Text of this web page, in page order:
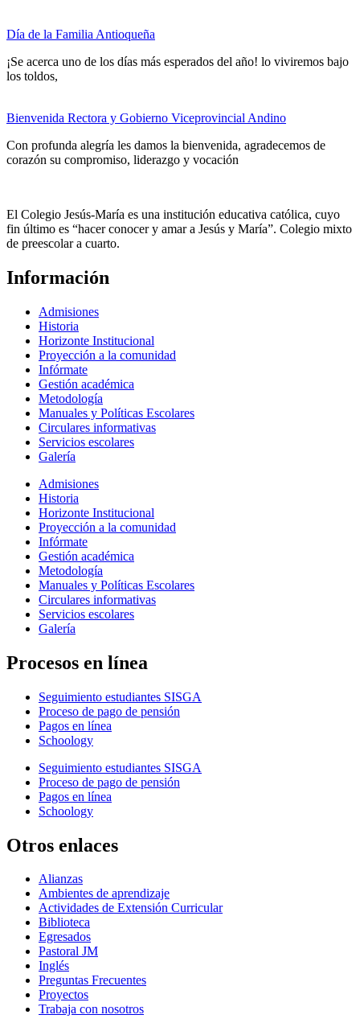
Día de la Familia Antioqueña
¡Se acerca uno de los días más esperados del año! lo viviremos bajo
los toldos,
Bienvenida Rectora y Gobierno Viceprovincial Andino
Con profunda alegría les damos la bienvenida, agradecemos de
corazón su compromiso, liderazgo y vocación
El Colegio Jesús-María es una institución educativa católica, cuyo
fin último es “hacer conocer y amar a Jesús y María”. Colegio mixto
de preescolar a cuarto.
Información
Admisiones
Historia
Horizonte Institucional
Proyección a la comunidad
Infórmate
Gestión académica
Metodología
Manuales y Políticas Escolares
Circulares informativas
Servicios escolares
Galería
Admisiones
Historia
Horizonte Institucional
Proyección a la comunidad
Infórmate
Gestión académica
Metodología
Manuales y Políticas Escolares
Circulares informativas
Servicios escolares
Galería
Procesos en línea
Seguimiento estudiantes SISGA
Proceso de pago de pensión
Pagos en línea
Schoology
Seguimiento estudiantes SISGA
Proceso de pago de pensión
Pagos en línea
Schoology
Otros enlaces
Alianzas
Ambientes de aprendizaje
Actividades de Extensión Curricular
Biblioteca
Egresados
Pastoral JM
Inglés
Preguntas Frecuentes
Proyectos
Trabaja con nosotros